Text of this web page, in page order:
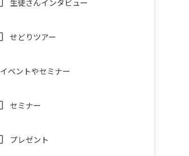
生徒さんインタビュー
せどりツアー
イベントやセミナー
セミナー
プレゼント